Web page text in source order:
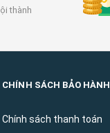
thành
CHÍNH SÁCH BẢO HÀNH
Chính sách thanh toán